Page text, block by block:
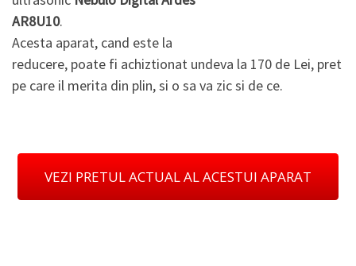
AR8U10.
Acesta aparat, cand este la
reducere, poate fi achiztionat undeva la 170 de Lei, pret
pe care il merita din plin, si o sa va zic si de ce.
VEZI PRETUL ACTUAL AL ACESTUI APARAT